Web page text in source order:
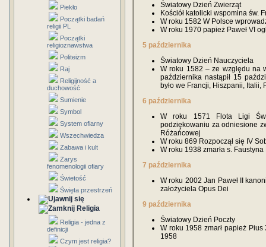
Piekło
Początki badań
religii PL
Początki
religioznawstwa
Politeizm
Raj
Religijność a
duchowość
Sumienie
Symbol
System ofiarny
Wszechwiedza
Zabawa i kult
Zarys
fenomenologii ofiary
Świetość
Święta przestrzeń
Religia
Religia - jedna z
definicji
Czym jest religia?
Światowy Dzień Zwierząt
Kościół katolicki wspomina św.
W roku 1582 W Polsce
W roku 1970 papież Paweł VI
5 października
Światowy Dzień Nauczyciela
W roku 1582 – ze względu na
października nastąpił 15
było we Francji, Hiszpanii,
6 października
W roku 1571 Flota Ligi
podziękowaniu za odniesione
Różańcowej
W roku 869 Rozpoczął się IV
W roku 1938 zmarła s.
7 października
W roku 2002 Jan Paweł II
założyciela Opus Dei
9 października
Światowy Dzień Poczty
W roku 1958 zmarł papież
1958